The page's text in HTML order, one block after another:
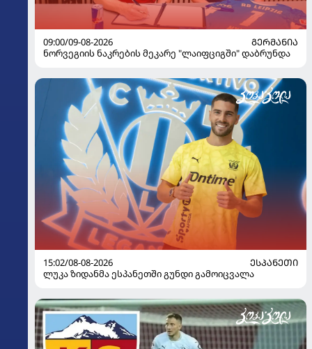
09:00/09-08-2026
ᲒᲔᲠᲛᲐᲜᲘᲐ
ნორვეგიის ნაკრების მეკარე "ლაიფციგში" დაბრუნდა
15:02/08-08-2026
ᲔᲡᲞᲐᲜᲔᲗᲘ
ლუკა ზიდანმა ესპანეთში გუნდი გამოიცვალა